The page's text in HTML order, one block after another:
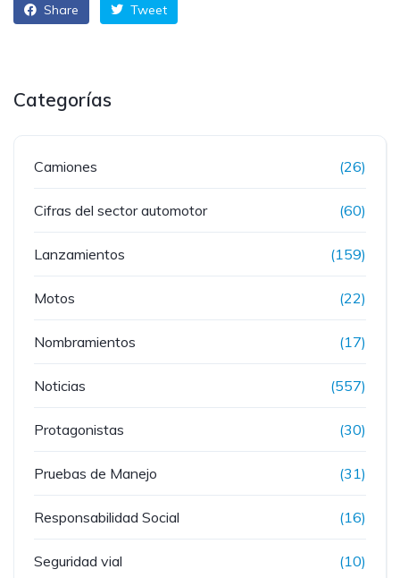
Share Tweet
Categorías
Camiones (26)
Cifras del sector automotor (60)
Lanzamientos (159)
Motos (22)
Nombramientos (17)
Noticias (557)
Protagonistas (30)
Pruebas de Manejo (31)
Responsabilidad Social (16)
Seguridad vial (10)